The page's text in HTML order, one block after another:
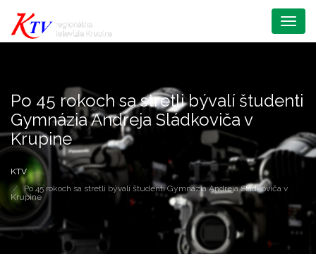
Menu
Po 45 rokoch sa stretli bývalí študenti
Gymnázia Andreja Sládkoviča v
Krupine
KTV
Po 45 rokoch sa stretli bývalí študenti Gymnázia Andreja Sládkoviča v
Krupine